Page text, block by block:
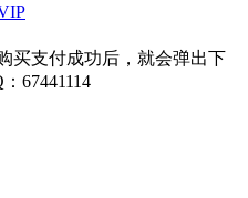
买支付成功后，就会弹出下
67441114